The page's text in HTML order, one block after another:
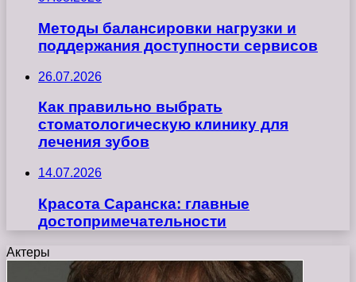
Методы балансировки нагрузки и
поддержания доступности сервисов
26.07.2026
Как правильно выбрать
стоматологическую клинику для
лечения зубов
14.07.2026
Красота Саранска: главные
достопримечательности
Актеры